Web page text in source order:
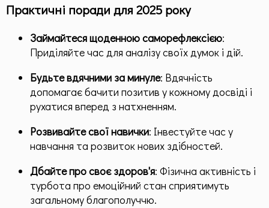
Практичні поради для 2025 року
Займайтеся щоденною саморефлексією:
Приділяйте час для аналізу своїх думок і дій.
Будьте вдячними за минуле: Вдячність
допомагає бачити позитив у кожному досвіді і
рухатися вперед з натхненням.
Розвивайте свої навички: Інвестуйте час у
навчання та розвиток нових здібностей.
Дбайте про своє здоров'я: Фізична активність і
турбота про емоційний стан сприятимуть
загальному благополуччю.